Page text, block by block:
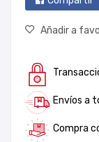
Añadir a
Envíos a
Compra